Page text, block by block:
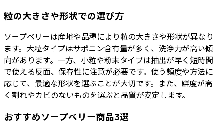
粒の大きさや形状での選び方
ソープベリーは産地や品種により粒の大きさや形状が異なり
ます。大粒タイプはサポニン含有量が多く、洗浄力が高い傾
向があります。一方、小粒や粉末タイプは抽出が早く短時間
で使える反面、保存性に注意が必要です。使う頻度や方法に
応じて、最適な形状を選ぶことが大切です。また、鮮度が高
く割れやカビのないものを選ぶと品質が安定します。
おすすめソープベリー商品3選